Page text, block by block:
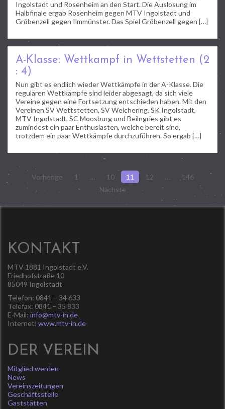
Ingolstadt und Rosenheim an den Start. Die Auslosung im
Halbfinale ergab Rosenheim gegen MTV Ingolstadt und
Gröbenzell gegen Ilmmünster. Das Spiel Gröbenzell gegen […]
A-Klasse: Wettkampf in Wettstetten (2
: 4)
Nun gibt es endlich wieder Wettkämpfe in der A-Klasse. Die
regulären Wettkämpfe sind leider abgesagt, da sich viele
Vereine gegen eine Fortsetzung entschieden haben. Mit den
Vereinen SV Wettstetten, SV Weichering, SK Ingolstadt,
MTV Ingolstadt, SC Moosburg und Beilngries gibt es
zumindest ein paar Enthusiasten, welche bereit sind,
trotzdem ein paar Wettkämpfe durchzuführen. So ergab […]
Seitennummerierung
der
Beiträge
Vorherige 1 … 10 11 12 …
146
Nächste
KONTAKT
MTV 1881 Ingolstadt e.V.
Friedhofstraße 10
85049 Ingolstadt
Telefon: 0841 – 34 633
Telefax: 0841 – 35 833
E-Mail: info@mtv-in.de
Internet: www.mtv-in.de
DER VEREIN
Mitglied werden
News
Vereinszeitungen
Geschäftsstelle
Gaststätten